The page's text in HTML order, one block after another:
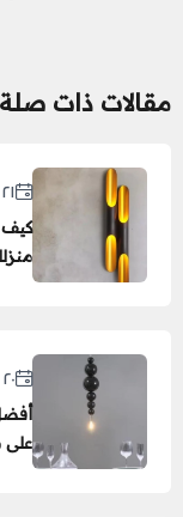
مقالات ذات صلة
٢١ يوليو ٢٠٢٦
كيف
٢٠ يوليو ٢٠٢٦
أفضل
على